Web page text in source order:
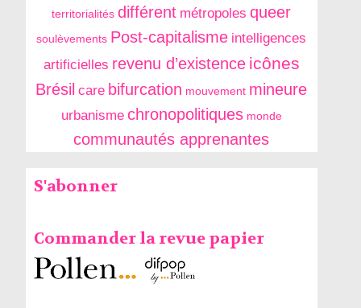
territorialités différent métropoles queer
soulèvements Post-capitalisme intelligences
artificielles revenu d’existence icônes
Brésil care bifurcation mouvement mineure
urbanisme chronopolitiques monde
communautés apprenantes
S'abonner
Commander la revue papier